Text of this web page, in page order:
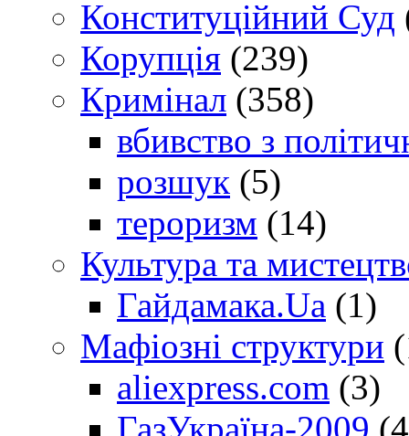
Конституційний Суд
Корупція (239)
Кримінал (358)
вбивство з
розшук (5)
тероризм (14)
Культура та
Гайдамака.Ua (1)
Мафіозні структури
aliexpress.com (3)
ГазУкраїна-2009